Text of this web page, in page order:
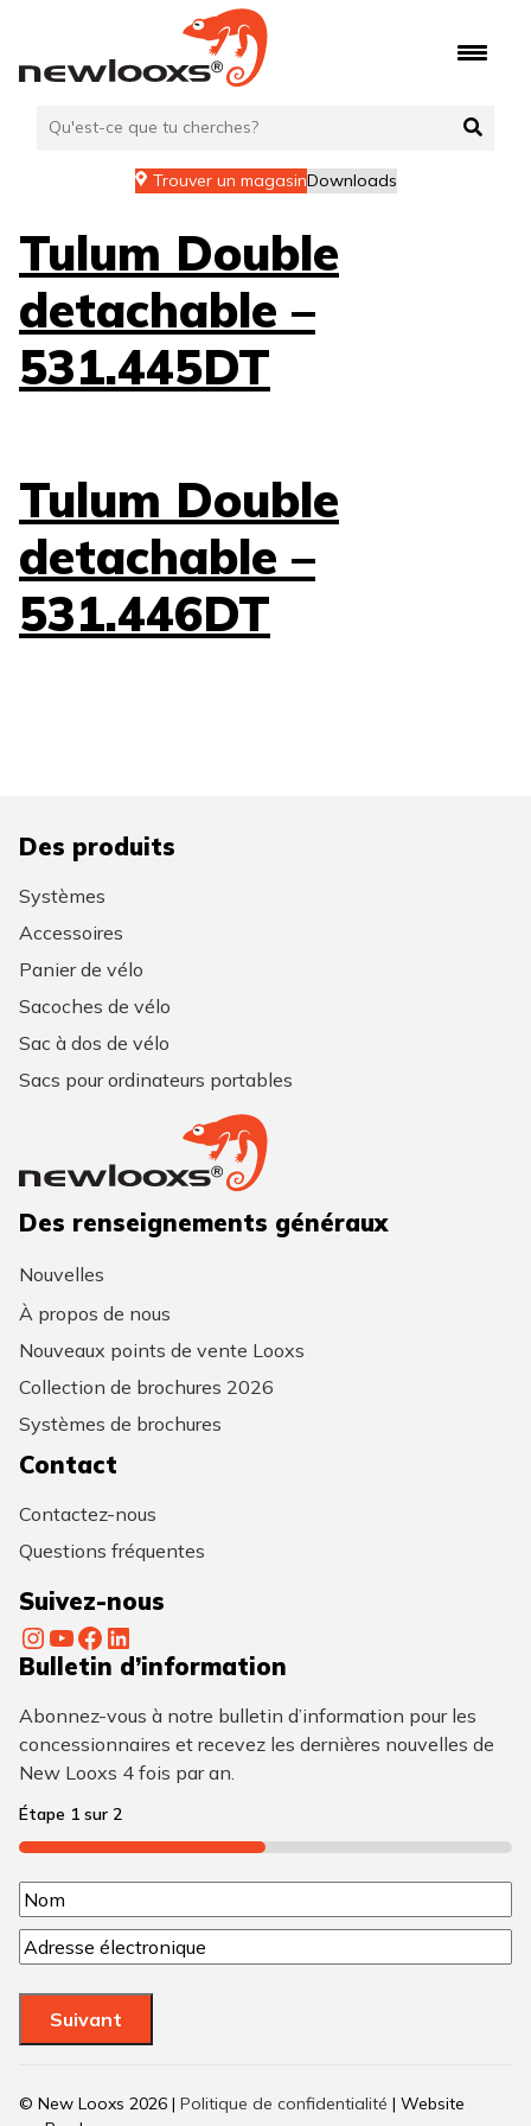
contenu
Trouver un magasinDownloads
Tulum Double
detachable –
531.445DT
Tulum Double
detachable –
531.446DT
Des produits
Systèmes
Accessoires
Panier de vélo
Sacoches de vélo
Sac à dos de vélo
Sacs pour ordinateurs portables
Des renseignements généraux
Nouvelles
À propos de nous
Nouveaux points de vente Looxs
Collection de brochures 2026
Systèmes de brochures
Contact
Contactez-nous
Questions fréquentes
Suivez-nous
InstagramYouTube Facebook LinkedIn
Bulletin d’information
Abonnez-vous à notre bulletin d’information pour les
concessionnaires et recevez les dernières nouvelles de
New Looxs 4 fois par an.
Étape 1 sur 2
50%
N
o
m
N
N
o
m
C
o
u
e
Suivant
© New Looxs 2026 | Politique de confidentialité | Website